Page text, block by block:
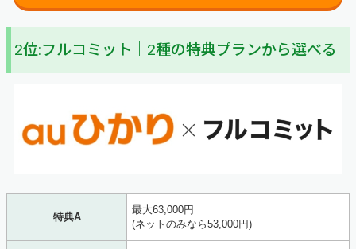
「WEBお申し込みフォーム」に進んだら、申し込みに必
送信が済んだらWebでの手続きは完了です。後ほどGMO
STEP2
2位:フルコミット｜2種の特典プランから選べる
特典A
最大63,000円
(ネットのみなら53,000円)